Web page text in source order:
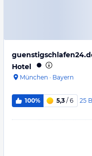
Hotel
München · Bayern
100% 5,3 / 6 25